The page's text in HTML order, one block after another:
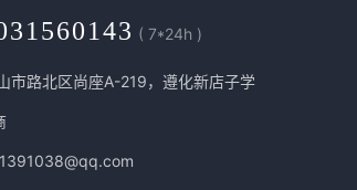
( 7*24h )
市路北区尚座A-219，遵化新店子学